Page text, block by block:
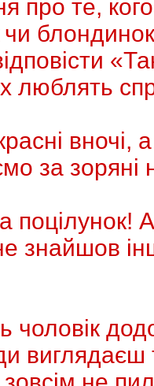
про те,
люблять
вночі,
за зоряні
поцiлунок!
знайшов
чоловік
виглядаєш